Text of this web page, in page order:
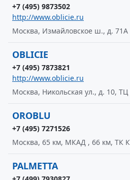
+7 (495) 9873502
http://www.oblicie.ru
Москва, Измайловское ш., д. 71А
OBLICIE
+7 (495) 7873821
http://www.oblicie.ru
Москва, Никольская ул., д. 10,
OROBLU
+7 (495) 7271526
Москва, 65 км, МКАД , 66 км, ТК
PALMETTA